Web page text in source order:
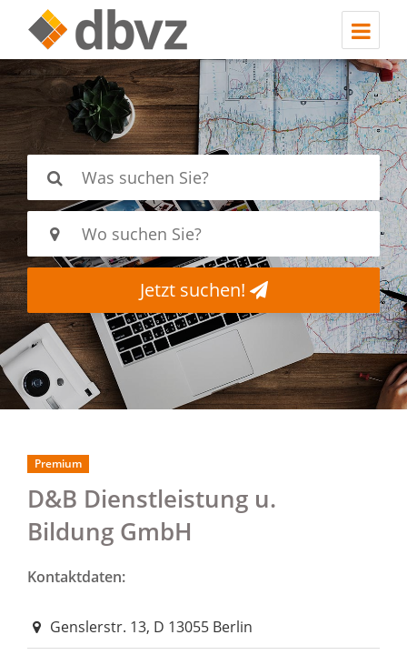
Jetzt suchen!
D&B Dienstleistung u.
Bildung GmbH
Premium
Kontaktdaten:
Genslerstr. 13, D 13055 Berlin